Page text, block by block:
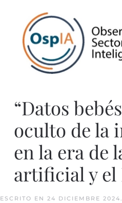
“Datos
oculto de la
en la era de
artificial y el
ESCRITO EN 24 DICIEMBRE 2024.